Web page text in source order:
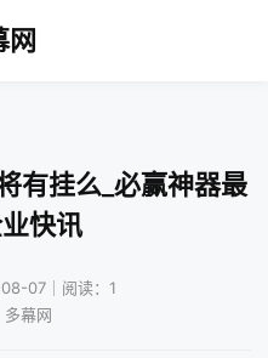
网
有挂么_必赢神器最
快讯
07｜阅读：1
多幕网